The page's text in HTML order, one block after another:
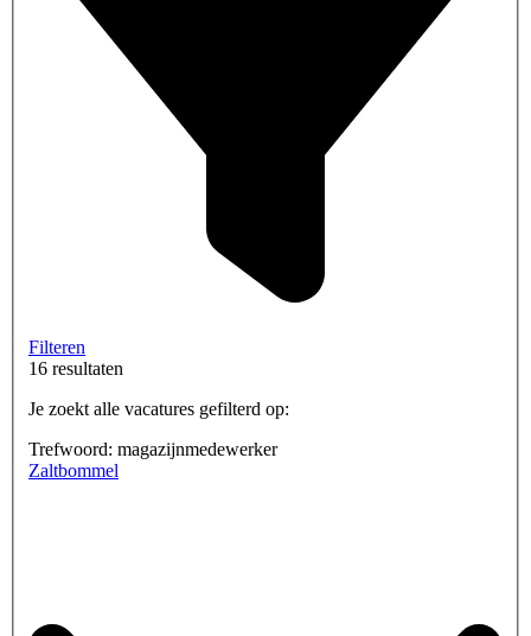
Filteren
16 resultaten
Je zoekt alle vacatures gefilterd op:
Trefwoord: magazijnmedewerker
Zaltbommel